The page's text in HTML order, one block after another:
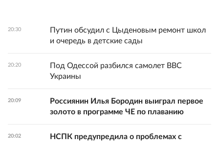
20:30
Путин обсудил с Цыденовым ремонт школ
и очередь в детские сады
20:20
Под Одессой разбился самолет ВВС
Украины
20:09
Россиянин Илья Бородин выиграл первое
золото в программе ЧЕ по плаванию
20:02
НСПК предупредила о проблемах с